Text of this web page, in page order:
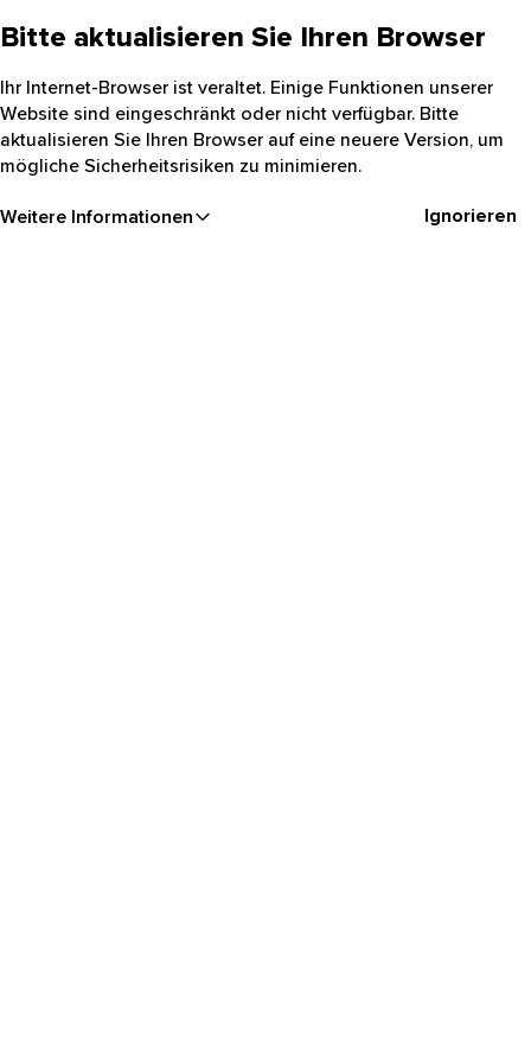
Bitte aktualisieren Sie Ihren Browser
Ihr Internet-Browser ist veraltet. Einige Funktionen unserer
Website sind eingeschränkt oder nicht verfügbar. Bitte
aktualisieren Sie Ihren Browser auf eine neuere Version, um
mögliche Sicherheitsrisiken zu minimieren.
Weitere Informationen Ignorieren